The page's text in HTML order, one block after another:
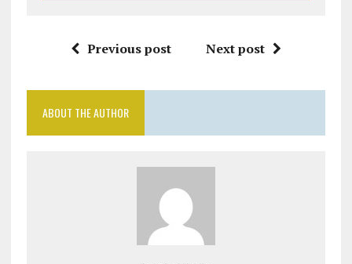
Previous post Next post
ABOUT THE AUTHOR